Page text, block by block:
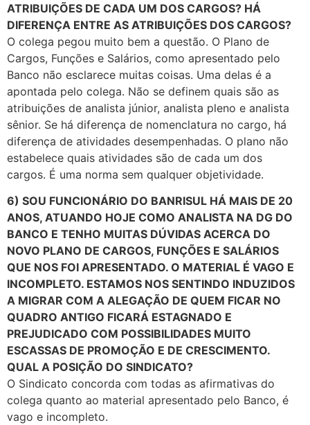
ATRIBUIÇÕES DE CADA UM DOS CARGOS? HÁ
DIFERENÇA ENTRE AS ATRIBUIÇÕES DOS CARGOS?
O colega pegou muito bem a questão. O Plano de
Cargos, Funções e Salários, como apresentado pelo
Banco não esclarece muitas coisas. Uma delas é a
apontada pelo colega. Não se definem quais são as
atribuições de analista júnior, analista pleno e analista
sênior. Se há diferença de nomenclatura no cargo, há
diferença de atividades desempenhadas. O plano não
estabelece quais atividades são de cada um dos
cargos. É uma norma sem qualquer objetividade.
6) SOU FUNCIONÁRIO DO BANRISUL HÁ MAIS DE 20
ANOS, ATUANDO HOJE COMO ANALISTA NA DG DO
BANCO E TENHO MUITAS DÚVIDAS ACERCA DO
NOVO PLANO DE CARGOS, FUNÇÕES E SALÁRIOS
QUE NOS FOI APRESENTADO. O MATERIAL É VAGO E
INCOMPLETO. ESTAMOS NOS SENTINDO INDUZIDOS
A MIGRAR COM A ALEGAÇÃO DE QUEM FICAR NO
QUADRO ANTIGO FICARÁ ESTAGNADO E
PREJUDICADO COM POSSIBILIDADES MUITO
ESCASSAS DE PROMOÇÃO E DE CRESCIMENTO.
QUAL A POSIÇÃO DO SINDICATO?
O Sindicato concorda com todas as afirmativas do
colega quanto ao material apresentado pelo Banco, é
vago e incompleto.